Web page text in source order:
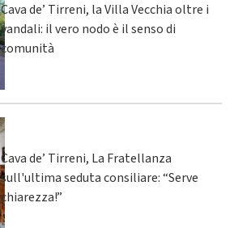
Cava de’ Tirreni, la Villa Vecchia oltre i
vandali: il vero nodo è il senso di
comunità
Cava de’ Tirreni, La Fratellanza
sull'ultima seduta consiliare: “Serve
chiarezza!”